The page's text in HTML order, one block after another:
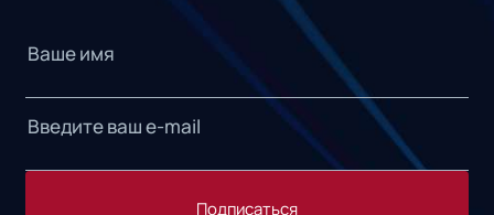
Подписаться